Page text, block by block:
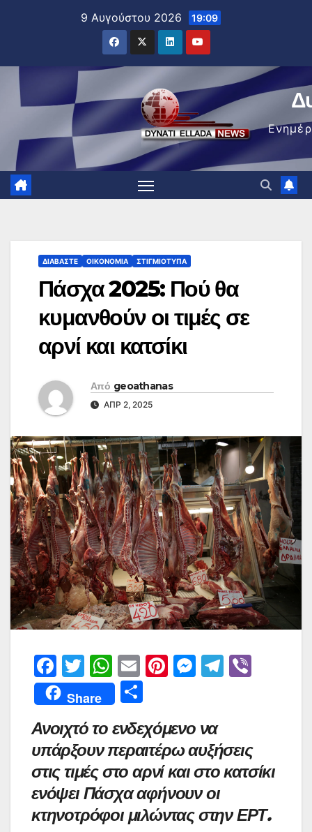
9 Αυγούστου 2026 19:09
ΔΙΑΒΆΣΤΕ ΟΙΚΟΝΟΜΊΑ ΣΤΙΓΜΙΌΤΥΠΑ
Πάσχα 2025: Πού θα
κυμανθούν οι τιμές σε
αρνί και κατσίκι
Από geoathanas
ΑΠΡ 2, 2025
F
a
c
e
b
o
o
k
T
w
itt
er
W
h
at
s
A
p
p
E
m
ai
l
Pi
e
st
M
s
e
n
g
er
T
a
m
Share
ρ
α
σ
τε
ίτ
Ανοιχτό το ενδεχόμενο να
υπάρξουν περαιτέρω αυξήσεις
στις τιμές στο αρνί και στο κατσίκι
ενόψει Πάσχα αφήνουν οι
κτηνοτρόφοι μιλώντας στην ΕΡΤ.